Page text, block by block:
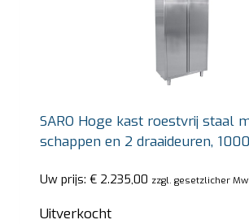
SARO Hoge kast roestvrij staal
schappen en 2 draaideuren,
Uw prijs: €2.235,00 zzgl. gesetzlicher
Uitverkocht